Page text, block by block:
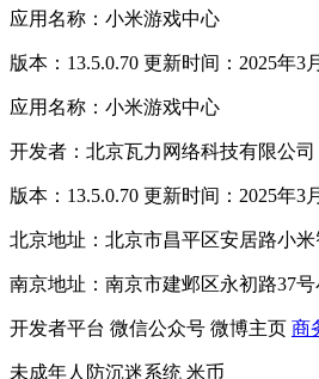
应用名称：小米游戏中心
版本：13.5.0.70 更新时间：2025年3
应用名称：小米游戏中心
开发者：北京瓦力网络科技有限公司
版本：13.5.0.70 更新时间：2025年3
北京地址：北京市昌平区安居路小米
南京地址：南京市建邺区永初路37
开发者平台 微信公众号 微博主页 商
未成年人防沉迷系统 米币